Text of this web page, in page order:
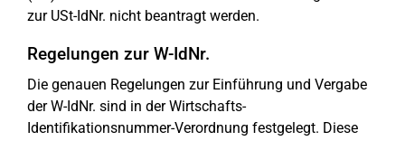
zur USt-IdNr. nicht beantragt werden.
Regelungen zur W-IdNr.
Die genauen Regelungen zur Einführung und Vergabe
der W-IdNr. sind in der Wirtschafts-
Identifikationsnummer-Verordnung festgelegt. Diese